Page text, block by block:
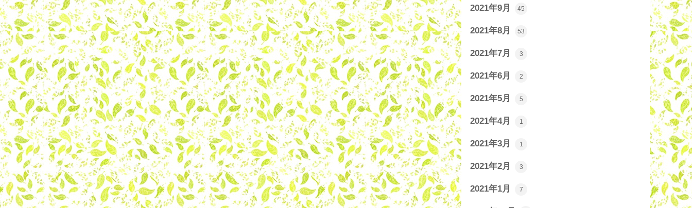
2021年9月 45
2021年8月 53
2021年7月 3
2021年6月 2
2021年5月 5
2021年4月 1
2021年3月 1
2021年2月 3
2021年1月 7